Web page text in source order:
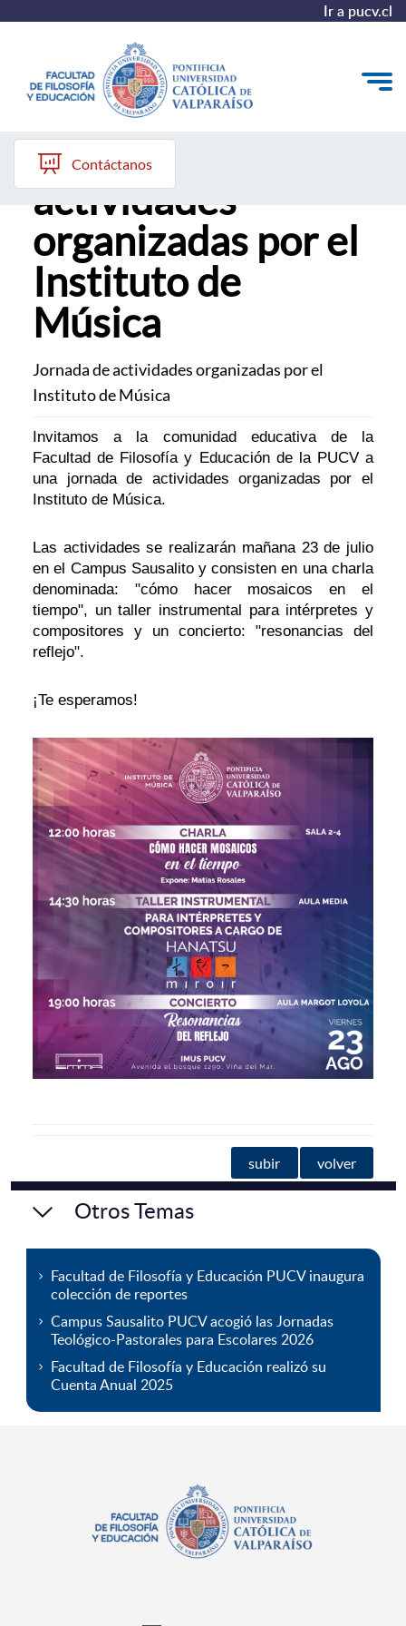
Ir a pucv.cl
Quiénes somos
Líneas de trabajo 2025-2028
Historia
Proyecto Conocimientos 2030
Reportes
Contáctanos
Jornada de
actividades
organizadas por el
Instituto de
Música
Jornada de actividades organizadas por el
Instituto de Música
Invitamos a la comunidad educativa de la
Facultad de Filosofía y Educación de la PUCV a
una jornada de actividades organizadas por el
Instituto de Música.
Las actividades se realizarán mañana 23 de julio
en el Campus Sausalito y consisten en una charla
denominada: "cómo hacer mosaicos en el
tiempo", un taller instrumental para intérpretes y
compositores y un concierto: "resonancias del
reflejo".
¡Te esperamos!
subir volver
Otros Temas
Facultad de Filosofía y Educación PUCV inaugura
colección de reportes
Campus Sausalito PUCV acogió las Jornadas
Teológico-Pastorales para Escolares 2026
Facultad de Filosofía y Educación realizó su
Cuenta Anual 2025